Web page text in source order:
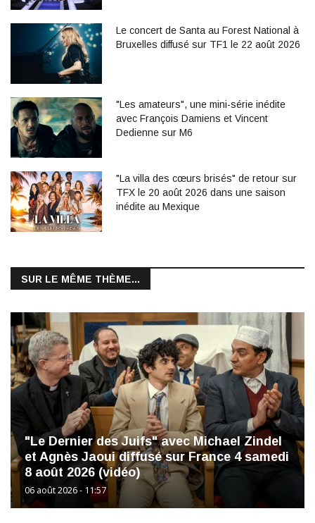
Le concert de Santa au Forest National à
Bruxelles diffusé sur TF1 le 22 août 2026
"Les amateurs", une mini-série inédite
avec François Damiens et Vincent
Dedienne sur M6
"La villa des cœurs brisés" de retour sur
TFX le 20 août 2026 dans une saison
inédite au Mexique
SUR LE MÊME THÈME...
"Le Dernier des Juifs" avec Michael Zindel
et Agnès Jaoui diffusé sur France 4 samedi
8 août 2026 (vidéo)
06 août 2026 - 11:57